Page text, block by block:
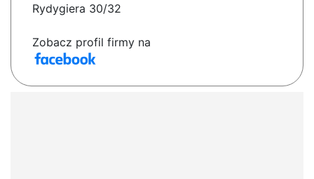
Rydygiera 30/32
Zobacz profil firmy na